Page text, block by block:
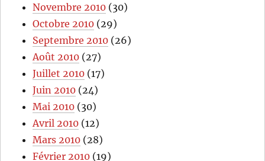
Novembre 2010 (30)
Octobre 2010 (29)
Septembre 2010 (26)
Août 2010 (27)
Juillet 2010 (17)
Juin 2010 (24)
Mai 2010 (30)
Avril 2010 (12)
Mars 2010 (28)
Février 2010 (19)